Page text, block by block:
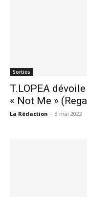
Sorties
T.LOPEA
« Not Me »
La Rédaction - 3 mai 2022